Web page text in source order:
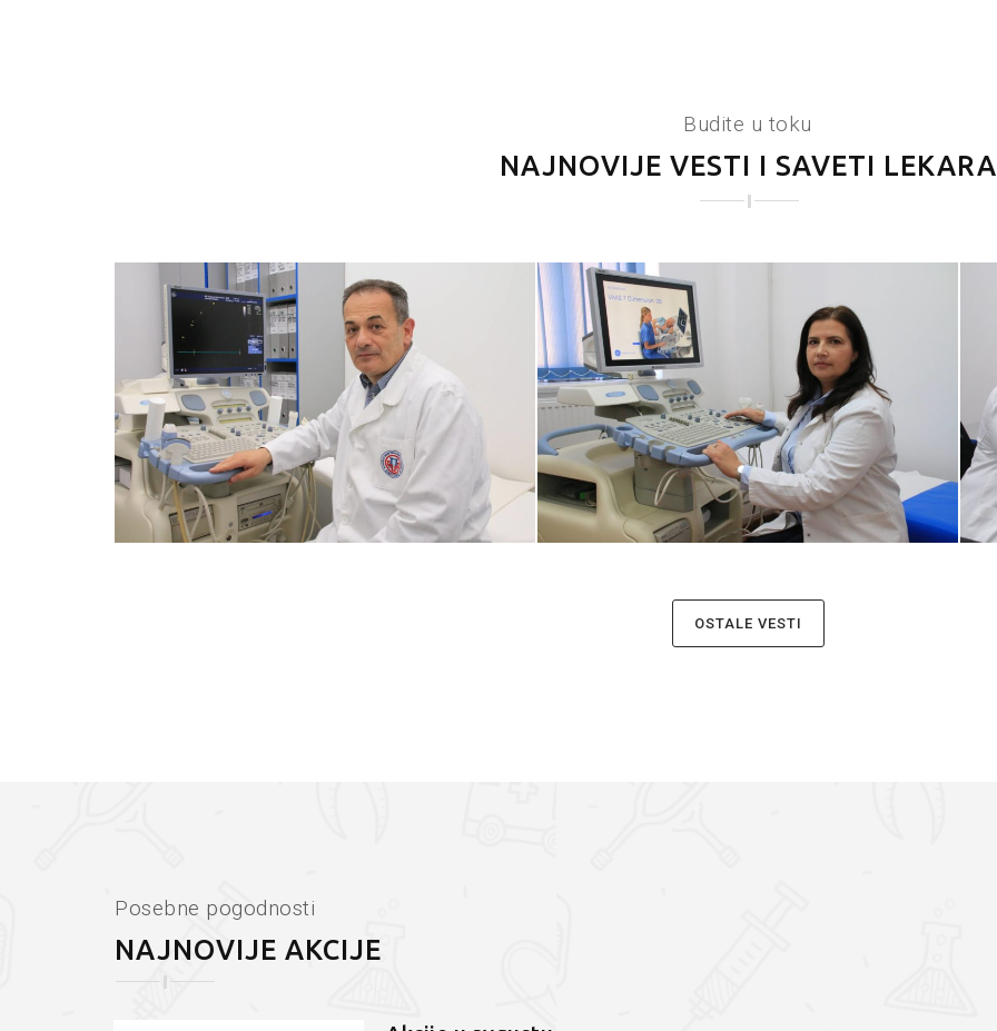
Budite u toku
NAJNOVIJE VESTI I SAVETI LEKARA
OSTALE VESTI
Posebne pogodnosti
NAJNOVIJE AKCIJE